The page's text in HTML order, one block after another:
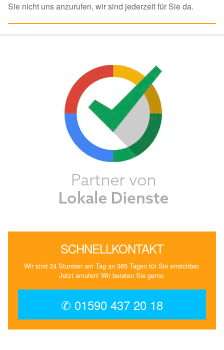
Sie nicht uns anzurufen, wir sind jederzeit für Sie da.
SCHNELLKONTAKT
Wir sind 24 Stunden am Tag an 365 Tagen für Sie erreichbar.
Jetzt anrufen! Wir beraten Sie gerne.
✆ 01590 437 20 18